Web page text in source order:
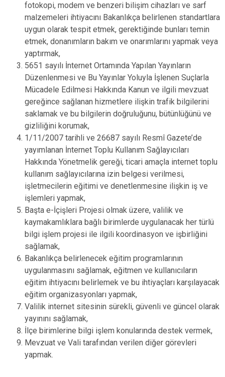
fotokopi, modem ve benzeri bilişim cihazları ve sarf
malzemeleri ihtiyacını Bakanlıkça belirlenen standartlara
uygun olarak tespit etmek, gerektiğinde bunları temin
etmek, donanımların bakım ve onarımlarını yapmak veya
yaptırmak,
5651 sayılı İnternet Ortamında Yapılan Yayınların
Düzenlenmesi ve Bu Yayınlar Yoluyla İşlenen Suçlarla
Mücadele Edilmesi Hakkında Kanun ve ilgili mevzuat
gereğince sağlanan hizmetlere ilişkin trafik bilgilerini
saklamak ve bu bilgilerin doğruluğunu, bütünlüğünü ve
gizliliğini korumak,
1/11/2007 tarihli ve 26687 sayılı Resmî Gazete’de
yayımlanan İnternet Toplu Kullanım Sağlayıcıları
Hakkında Yönetmelik gereği, ticari amaçla internet toplu
kullanım sağlayıcılarına izin belgesi verilmesi,
işletmecilerin eğitimi ve denetlenmesine ilişkin iş ve
işlemleri yapmak,
Başta e-İçişleri Projesi olmak üzere, valilik ve
kaymakamlıklara bağlı birimlerde uygulanacak her türlü
bilgi işlem projesi ile ilgili koordinasyon ve işbirliğini
sağlamak,
Bakanlıkça belirlenecek eğitim programlarının
uygulanmasını sağlamak, eğitmen ve kullanıcıların
eğitim ihtiyacını belirlemek ve bu ihtiyaçları karşılayacak
eğitim organizasyonları yapmak,
Valilik internet sitesinin sürekli, güvenli ve güncel olarak
yayınını sağlamak,
İlçe birimlerine bilgi işlem konularında destek vermek,
Mevzuat ve Vali tarafından verilen diğer görevleri
yapmak.